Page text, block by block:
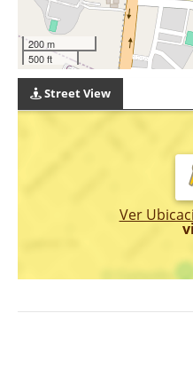
200 m
500 ft
Street View
Ver